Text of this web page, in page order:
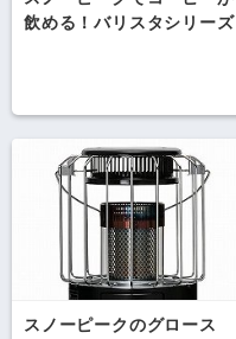
飲める！バリスタシリーズ
スノーピークのグロース